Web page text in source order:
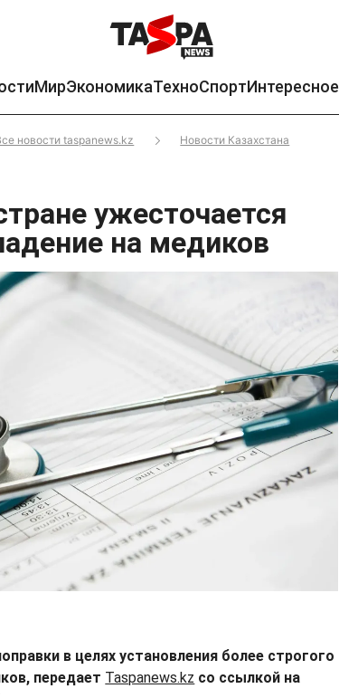
МирЭкономикаТехноСпортИнтересное
новости taspanews.kz Новости Казахстана
ужесточается
на медиков
в целях установления более строгого
передает Taspanews.kz со ссылкой на